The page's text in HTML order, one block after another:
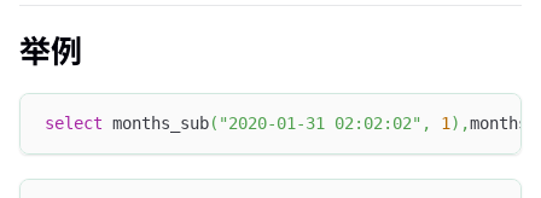
举例
select months_sub( "2020-01-31 02:02:02" , 1) ,